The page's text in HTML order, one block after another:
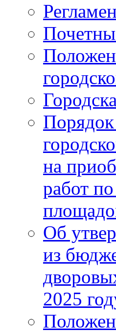
Порядок
на
работ
Об
из
2025